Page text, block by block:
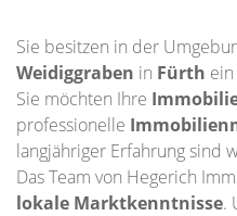
Sie besitzen in der
Weidiggraben in Fürth ein
Sie möchten Ihre
professionelle
langjähriger Erfahrung sind
Das Team von Hegerich
lokale Marktkenntnisse.